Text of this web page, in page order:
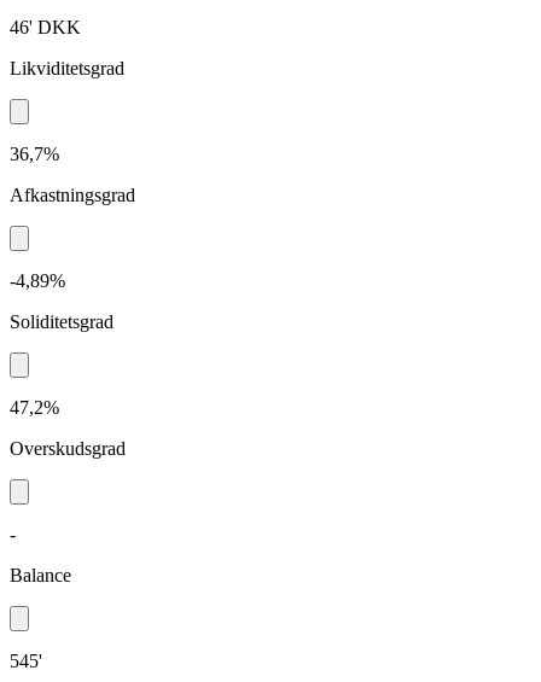
46' DKK
Likviditetsgrad
36,7%
Afkastningsgrad
-4,89%
Soliditetsgrad
47,2%
Overskudsgrad
-
Balance
545'